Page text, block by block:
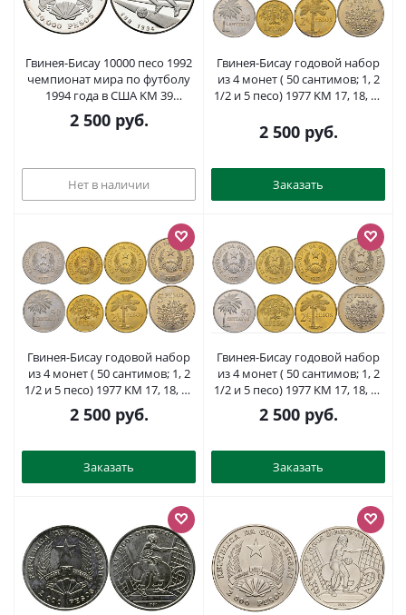
Гвинея-Бисау 10000 песо 1992
чемпионат мира по футболу
1994 года в США KM 39
серебро PROOF 00-00
2 500руб.
Нет в наличии
Гвинея-Бисау годовой набор
из 4 монет ( 50 сантимов; 1, 2
1/2 и 5 песо) 1977 KM 17, 18, 19
UNC 4626-541-544
2 500руб.
Заказать
Гвинея-Бисау годовой набор
из 4 монет ( 50 сантимов; 1, 2
1/2 и 5 песо) 1977 KM 17, 18, 19
и 20 алюминиевая бронза
UNC 4626-531-534
2 500руб.
Заказать
Гвинея-Бисау годовой набор
из 4 монет ( 50 сантимов; 1, 2
1/2 и 5 песо) 1977 KM 17, 18, 19
и 20 алюминиевая бронза
UNC 4626-521-524
2 500руб.
Заказать